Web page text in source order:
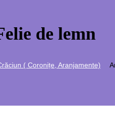
de lemn
( Coronițe, Aranjamente)